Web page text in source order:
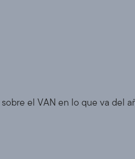
el VAN en lo que va del